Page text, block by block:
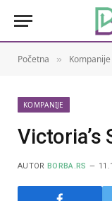
Početna » Kompanije
KOMPANIJE
Victoria’s
AUTOR BORBA.RS